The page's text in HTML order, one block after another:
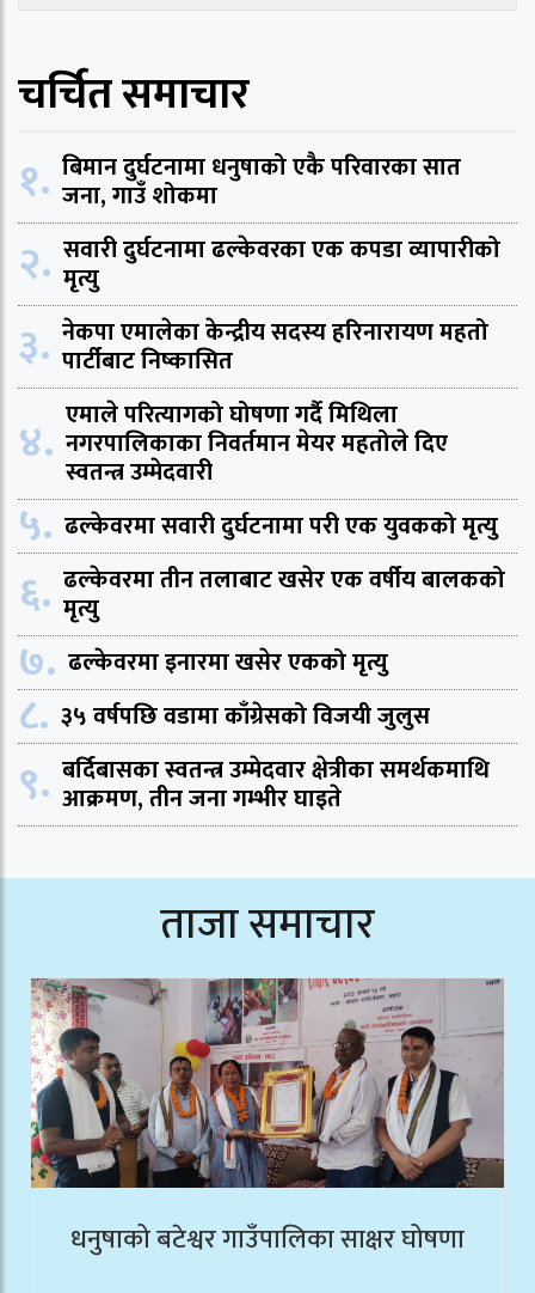
चर्चित समाचार
१. बिमान दुर्घटनामा धनुषाको एकै परिवारका सात
जना, गाउँ शोकमा
२. सवारी दुर्घटनामा ढल्केवरका एक कपडा व्यापारीको
मृत्यु
३. नेकपा एमालेका केन्द्रीय सदस्य हरिनारायण महतो
पार्टीबाट निष्कासित
४. एमाले परित्यागको घोषणा गर्दै मिथिला
नगरपालिकाका निवर्तमान मेयर महतोले दिए
स्वतन्त्र उम्मेदवारी
५. ढल्केवरमा सवारी दुर्घटनामा परी एक युवकको मृत्यु
६. ढल्केवरमा तीन तलाबाट खसेर एक वर्षीय बालकको
मृत्यु
७. ढल्केवरमा इनारमा खसेर एकको मृत्यु
८. ३५ वर्षपछि वडामा काँग्रेसको विजयी जुलुस
९. बर्दिबासका स्वतन्त्र उम्मेदवार क्षेत्रीका समर्थकमाथि
आक्रमण, तीन जना गम्भीर घाइते
ताजा समाचार
धनुषाको बटेश्वर गाउँपालिका साक्षर घोषणा